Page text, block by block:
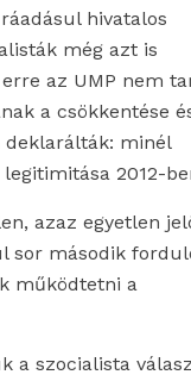
hivatalos
még azt is
az UMP nem
a csökkentése
deklarálták: minél
2012-
azaz egyetlen
sor második
működtetni a
a szocialista